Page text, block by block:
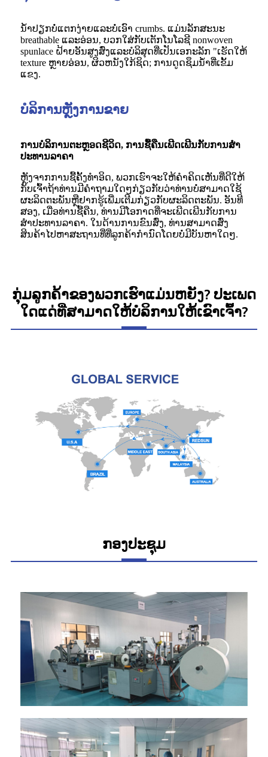
ນ້ໍາປຽກບໍ່ແຕກງ່າຍແລະບໍ່ເອົາ crumbs. ແມ່ນລັກສະນະ
breathable ແລະອ່ອນ, ບວກໃສ່ກັບເຕັກໂນໂລຊີ nonwoven
spunlace ຝ້າຍອັນສູງສົ່ງແລະບໍລິສຸດທີ່ເປັນເອກະລັກ "ເຮັດໃຫ້
texture ຫຼາຍອ່ອນ, ຜິວຫນັງໃກ້ຊິດ; ການດູດຊຶມນ້ໍາທີ່ເຂັ້ມ
ແຂງ.
ບໍລິການຫຼັງການຂາຍ
ການບໍລິການຕະຫຼອດຊີວິດ, ການຊື້ຄືນເພີດເພີນກັບການສໍາ
ປະທານລາຄາ
ຫຼັງຈາກການຊື້ຄັ້ງທໍາອິດ, ພວກເຮົາຈະໃຫ້ຄໍາຄິດເຫັນທີ່ດີໃຫ້
ກັບເຈົ້າຖ້າທ່ານມີຄໍາຖາມໃດໆກ່ຽວກັບວ່າທ່ານບໍ່ສາມາດໃຊ້
ຜະລິດຕະພັນຫຼືຢາກຮູ້ເພີ່ມເຕີມກ່ຽວກັບຜະລິດຕະພັນ. ອັນທີ
ສອງ, ເມື່ອທ່ານຊື້ຄືນ, ທ່ານມີໂອກາດທີ່ຈະເພີດເພີນກັບການ
ສໍາປະທານລາຄາ. ໃນດ້ານການຂົນສົ່ງ, ທ່ານສາມາດສົ່ງ
ສິນຄ້າໄປຫາສະຖານທີ່ທີ່ລູກຄ້າກໍານົດໂດຍບໍ່ມີບັນຫາໃດໆ.
ກຸ່ມລູກຄ້າຂອງພວກເຮົາແມ່ນຫຍັງ? ປະເພດ
ໃດແດ່ທີ່ສາມາດໃຫ້ບໍລິການໃຫ້ເຂົາເຈົ້າ?
ກອງປະຊຸມ